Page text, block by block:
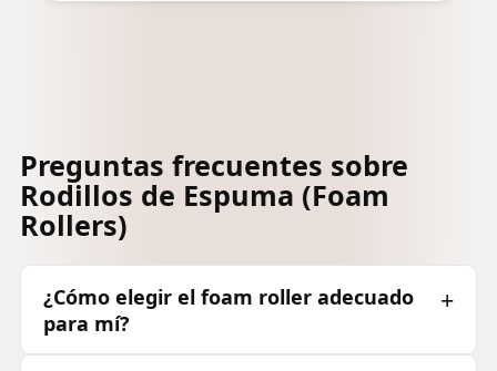
Preguntas frecuentes sobre
Rodillos de Espuma (Foam
Rollers)
¿Cómo elegir el foam roller adecuado
para mí?